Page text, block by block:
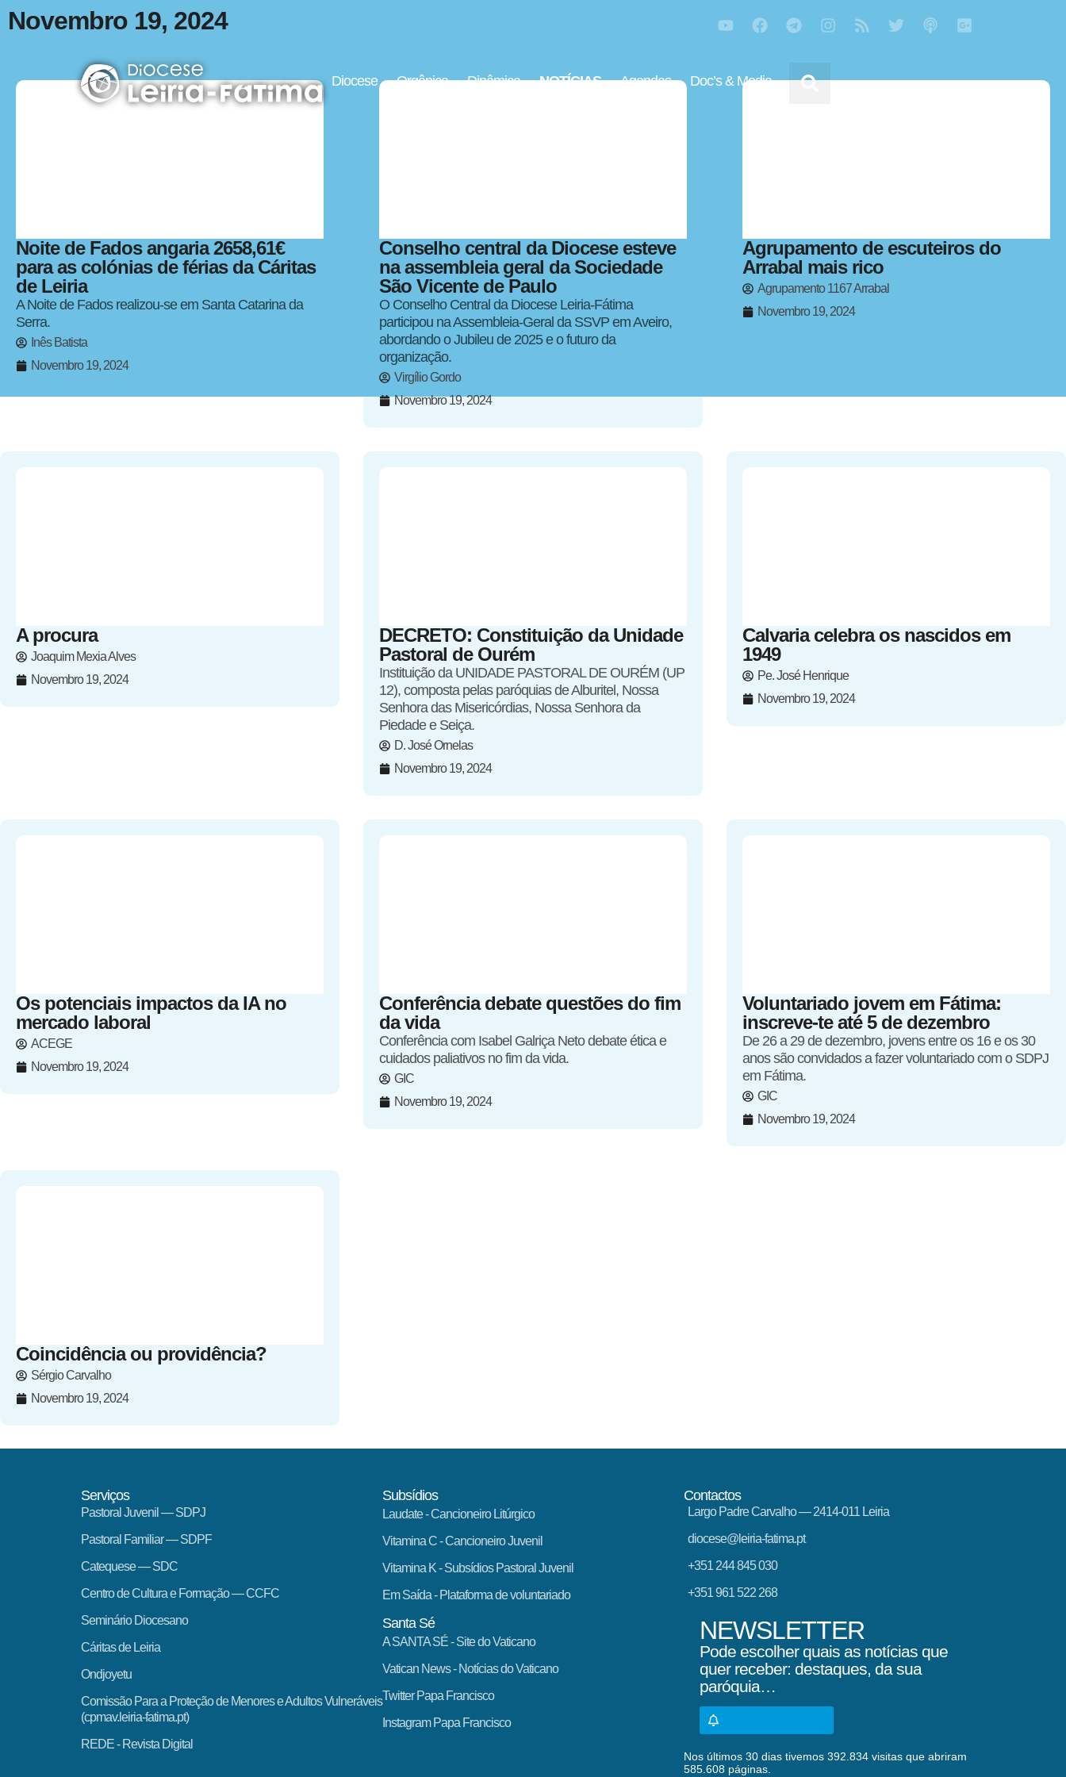
Diocese Orgânica Dinâmica NOTÍCIAS Agendas Doc’s & Media
Novembro 19, 2024
Noite de Fados angaria 2658,61€
para as colónias de férias da Cáritas
de Leiria
A Noite de Fados realizou-se em Santa Catarina da
Serra.
Inês Batista
Novembro 19, 2024
Conselho central da Diocese esteve
na assembleia geral da Sociedade
São Vicente de Paulo
O Conselho Central da Diocese Leiria-Fátima
participou na Assembleia-Geral da SSVP em Aveiro,
abordando o Jubileu de 2025 e o futuro da
organização.
Virgílio Gordo
Novembro 19, 2024
Agrupamento de escuteiros do
Arrabal mais rico
Agrupamento 1167 Arrabal
Novembro 19, 2024
A procura
Joaquim Mexia Alves
Novembro 19, 2024
DECRETO: Constituição da Unidade
Pastoral de Ourém
Instituição da UNIDADE PASTORAL DE OURÉM (UP
12), composta pelas paróquias de Alburitel, Nossa
Senhora das Misericórdias, Nossa Senhora da
Piedade e Seiça.
D. José Ornelas
Novembro 19, 2024
Calvaria celebra os nascidos em
1949
Pe. José Henrique
Novembro 19, 2024
Os potenciais impactos da IA no
mercado laboral
ACEGE
Novembro 19, 2024
Conferência debate questões do fim
da vida
Conferência com Isabel Galriça Neto debate ética e
cuidados paliativos no fim da vida.
GIC
Novembro 19, 2024
Voluntariado jovem em Fátima:
inscreve-te até 5 de dezembro
De 26 a 29 de dezembro, jovens entre os 16 e os 30
anos são convidados a fazer voluntariado com o SDPJ
em Fátima.
GIC
Novembro 19, 2024
Coincidência ou providência?
Sérgio Carvalho
Novembro 19, 2024
Serviços
Pastoral Juvenil — SDPJ
Pastoral Familiar — SDPF
Catequese — SDC
Centro de Cultura e Formação — CCFC
Seminário Diocesano
Cáritas de Leiria
Ondjoyetu
Comissão Para a Proteção de Menores e Adultos Vulneráveis
(cpmav.leiria-fatima.pt)
REDE - Revista Digital
Subsídios
Laudate- Cancioneiro Litúrgico
Vitamina C- Cancioneiro Juvenil
Vitamina K- Subsídios Pastoral Juvenil
Em Saída- Plataforma de voluntariado
Santa Sé
A SANTA SÉ - Site do Vaticano
Vatican News- Notícias do Vaticano
Twitter Papa Francisco
Instagram Papa Francisco
Contactos
Largo Padre Carvalho — 2414-011 Leiria
diocese@leiria-fatima.pt
+351 244 845 030
+351 961 522 268
NEWSLETTER
Pode escolher quais as notícias que
quer receber: destaques, da sua
paróquia…
Nos últimos 30 dias tivemos 392.834 visitas que abriram
585.608 páginas.